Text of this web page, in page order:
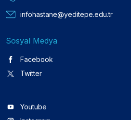
infohastane@yeditepe.edu.tr
Sosyal Medya
Facebook
Twitter
Youtube